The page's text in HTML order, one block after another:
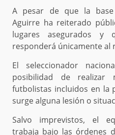
A pesar de que la base
Aguirre ha reiterado
lugares asegurados y
responderá únicamente
El seleccionador
posibilidad de realizar
futbolistas incluidos en la
surge alguna lesión o
Salvo imprevistos, el
trabaja bajo las órdenes